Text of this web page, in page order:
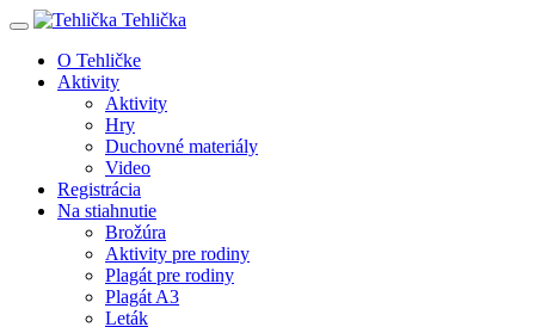
Tehlička
O Tehličke
Aktivity
Aktivity
Hry
Duchovné materiály
Video
Registrácia
Na stiahnutie
Brožúra
Aktivity pre rodiny
Plagát pre rodiny
Plagát A3
Leták